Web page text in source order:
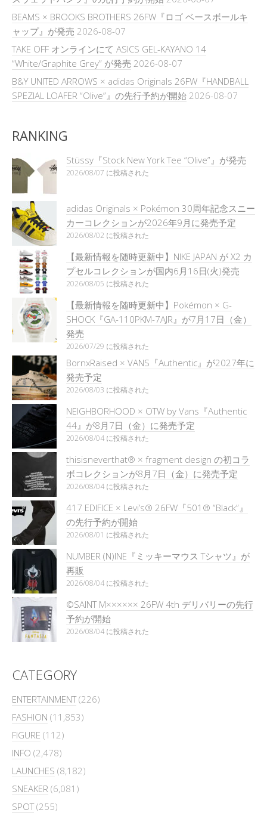
BEAMS × BROOKS BROTHERS 26FW『ロゴ ベースボールキ
ャップ』が発売 2026-08-07
TAKE OFF オンラインにて ASICS GEL-KAYANO 14
“White/Graphite Grey” が発売 2026-08-07
B&Y UNITED ARROWS × adidas Originals 26FW『HANDBALL
SPEZIAL LOAFER “Olive”』の先行予約が開始 2026-08-07
RANKING
Stüssy『Stock New York Tee “Olive”』が発売
2026/08/07 に投稿された
adidas Originals × Pokémon 30周年記念スニー
カーコレクションが2026年9月に発売予定
2026/08/02 に投稿された
【最新情報を随時更新中】NIKE JAPAN が X2 カ
プセルコレクションが国内6月16日(火)発売
2026/08/05 に投稿された
【最新情報を随時更新中】Pokémon × G-
SHOCK『GA-110PKM-7AJR』が7月17日（金）
発売
2026/07/29 に投稿された
BornxRaised × VANS『Authentic』が2027年に
発売予定
2026/08/03 に投稿された
NEIGHBORHOOD × OTW by Vans『Authentic
44』が8月7日（金）に発売予定
2026/08/04 に投稿された
thisisneverthat® × fragment design の初コラ
ボコレクションが8月7日（金）に発売予定
2026/08/04 に投稿された
417 EDIFICE × Levi’s® 26FW『501®︎ “Black”』
の先行予約が開始
2026/08/01 に投稿された
NUMBER (N)INE『ミッキーマウス Tシャツ』が
再販
2026/08/04 に投稿された
©SAINT M×××××× 26FW 4th デリバリーの先行
予約が開始
2026/08/04 に投稿された
CATEGORY
ENTERTAINMENT(226)
FASHION (11,853)
FIGURE (112)
INFO (2,478)
LAUNCHES (8,182)
SNEAKER (6,081)
SPOT(255)